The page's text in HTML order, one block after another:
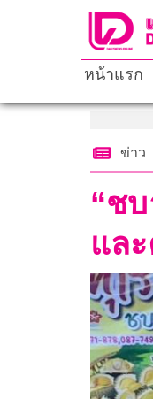
หน้าแรก
ข่าว
“ช
แล